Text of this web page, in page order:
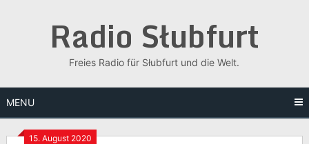
Radio Słubfurt
Freies Radio für Słubfurt und die Welt.
MENU
15. August 2020